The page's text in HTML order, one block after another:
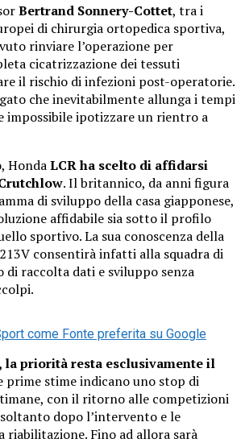
Bertrand Sonnery-Cottet, tra i
di chirurgia ortopedica sportiva,
rinviare l’operazione per
cicatrizzazione dei tessuti
il rischio di infezioni post-operatorie.
che inevitabilmente allunga i tempi
impossibile ipotizzare un rientro a
HondaLCR ha scelto di affidarsi
. Il britannico, da anni figura
di sviluppo della casa giapponese,
affidabile sia sotto il profilo
sportivo. La sua conoscenza della
consentirà infatti alla squadra di
di raccolta dati e sviluppo senza
come Fonte preferita su Google
la priorità resta esclusivamente il
prime stime indicano uno stop di
con il ritorno alle competizioni
dopo l’intervento e le
riabilitazione. Fino ad allora sarà